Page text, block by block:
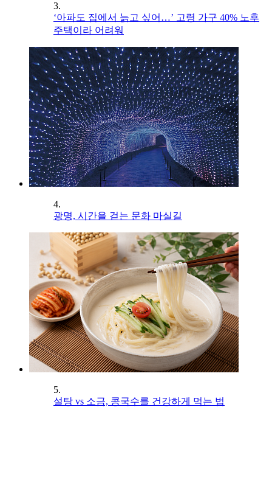
3.
‘아파도 집에서 늙고 싶어…’ 고령 가구 40% 노후
주택이라 어려워
4.
광명, 시간을 걷는 문화 마실길
5.
설탕 vs 소금, 콩국수를 건강하게 먹는 법